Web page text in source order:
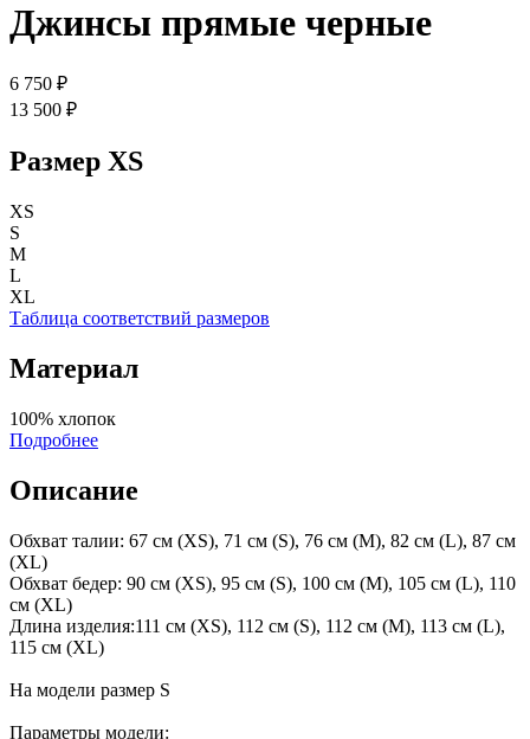
Джинсы прямые черные
6 750 ₽
13 500 ₽
Размер XS
XS
S
M
L
XL
Таблица соответствий размеров
Материал
100% хлопок
Подробнее
Описание
Обхват талии: 67 см (XS), 71 см (S), 76 см (M), 82 см (L), 87 см
(XL)
Обхват бедер: 90 см (XS), 95 см (S), 100 см (M), 105 см (L), 110
см (XL)
Длина изделия:111 см (XS), 112 см (S), 112 см (M), 113 см (L),
115 см (XL)
На модели размер S
Параметры модели: